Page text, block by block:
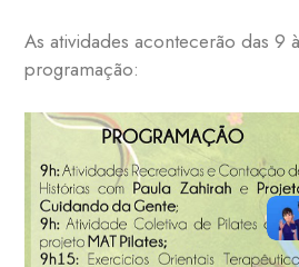
As atividades acontecerão das 9
programação: